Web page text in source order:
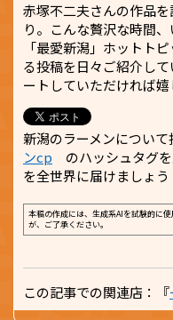
赤塚不二夫さんの作品
り。こんな贅沢な時間、
「最愛新潟」ホットト
る投稿を日々ご紹介し
ートしていただければ
新潟のラーメンについ
ンcp のハッシュタグ
を全世界に届けましょう
本稿の作成には、生成系AIを試験的に
が、ご了承ください。
この記事での関連店：『